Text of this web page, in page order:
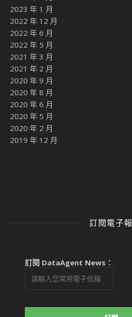
2023 年 1 月
2022 年 12 月
2022 年 6 月
2022 年 5 月
2021 年 3 月
2021 年 2 月
2020 年 9 月
2020 年 8 月
2020 年 6 月
2020 年 5 月
2020 年 2 月
2019 年 12 月
訂閱電子報
訂閱 DataAgent News：